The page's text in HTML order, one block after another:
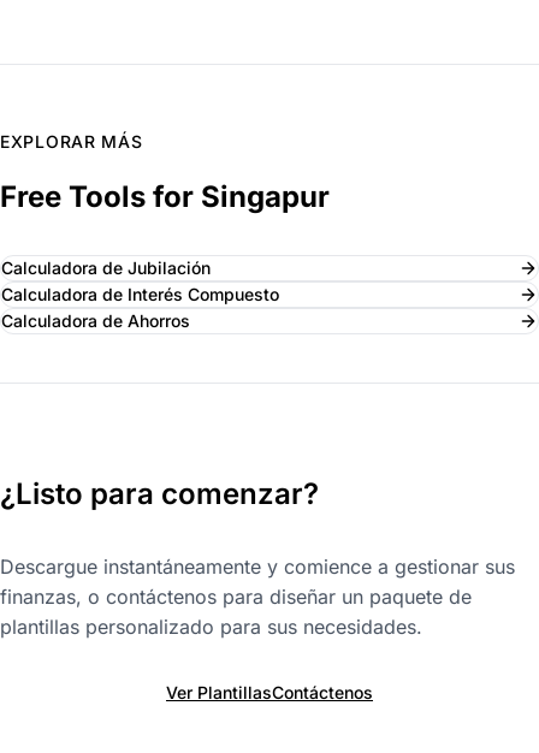
EXPLORAR MÁS
Free Tools for Singapur
Calculadora de Jubilación
Calculadora de Interés Compuesto
Calculadora de Ahorros
¿Listo para comenzar?
Descargue instantáneamente y comience a gestionar sus
finanzas, o contáctenos para diseñar un paquete de
plantillas personalizado para sus necesidades.
Ver PlantillasContáctenos